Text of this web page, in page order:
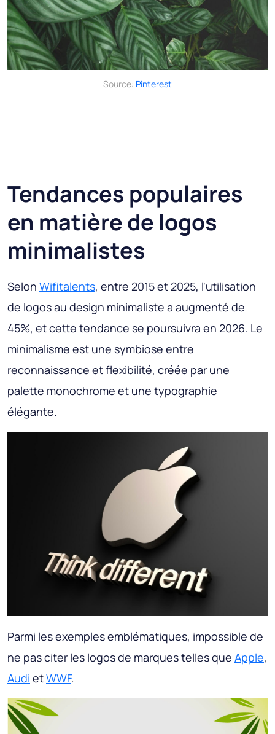
Source: Pinterest
Tendances populaires
en matière de logos
minimalistes
Selon Wifitalents, entre 2015 et 2025, l'utilisation
de logos au design minimaliste a augmenté de
45%, et cette tendance se poursuivra en 2026. Le
minimalisme est une symbiose entre
reconnaissance et flexibilité, créée par une
palette monochrome et une typographie
élégante.
Parmi les exemples emblématiques, impossible de
ne pas citer les logos de marques telles que Apple,
Audi etWWF.